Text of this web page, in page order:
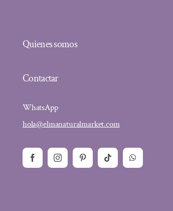
Quienes somos
Contactar
WhatsApp
hola@elmanaturalmarket.com